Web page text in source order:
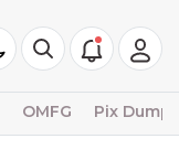
OMFG Pix Dump